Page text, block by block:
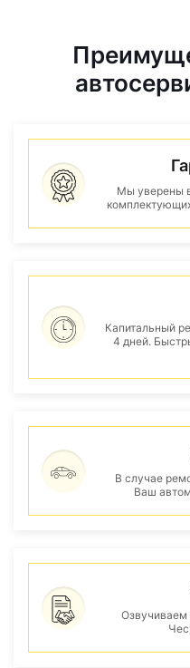
Мы уверены
Капитальный
4 дней.
В случае
Ваш
Озвучиваем